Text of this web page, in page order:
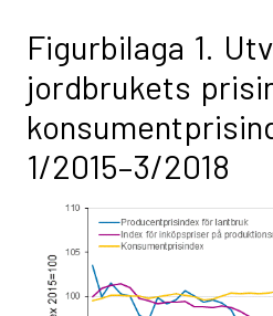
Figurbilaga 1.
jordbrukets
1/2015–3/2018